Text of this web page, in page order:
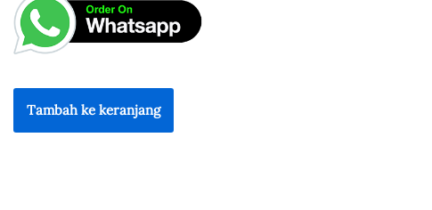
Tambah ke keranjang